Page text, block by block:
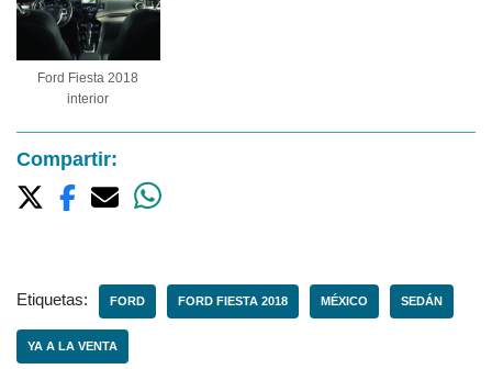
Ford Fiesta 2018
interior
Compartir:
Etiquetas: FORD FORD FIESTA 2018 MÉXICO SEDÁN
YA A LA VENTA